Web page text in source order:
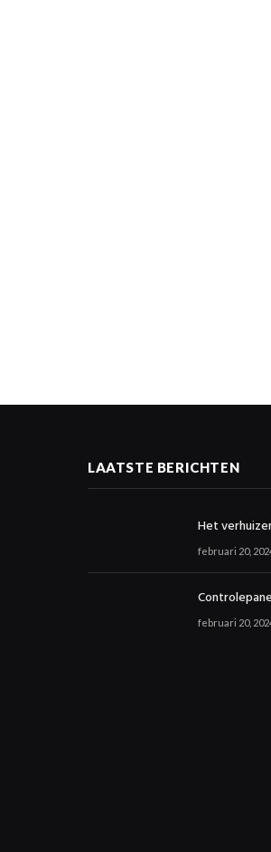
LAATSTE BERICHTEN
Het
februari 20,
februari 20,